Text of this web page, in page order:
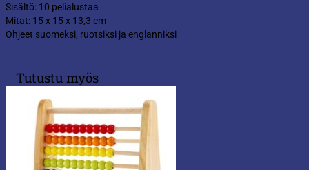
Sisältö: 10 pelialustaa
Mitat: 15 x 15 x 13,3 cm
Ohjeet suomeksi, ruotsiksi ja englanniksi
Tutustu myös